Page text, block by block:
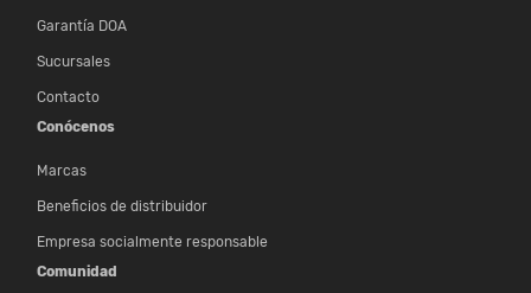
Garantía DOA
Sucursales
Contacto
Conócenos
Marcas
Beneficios de distribuidor
Empresa socialmente responsable
Comunidad